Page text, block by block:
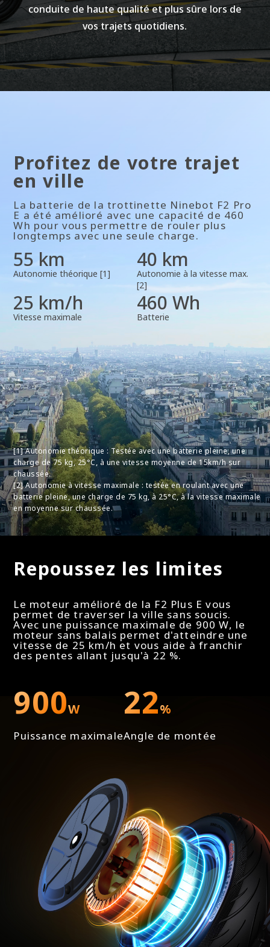
conduite de haute qualité et plus sûre lors de
vos trajets quotidiens.
Profitez de votre trajet
en ville
La batterie de la trottinette Ninebot F2 Pro
E a été amélioré avec une capacité de 460
Wh pour vous permettre de rouler plus
longtemps avec une seule charge.
55 km
Autonomie théorique [1]
40 km
Autonomie à la vitesse max.
[2]
25 km/h
Vitesse maximale
460 Wh
Batterie
[1] Autonomie théorique : Testée avec une batterie pleine, une
charge de 75 kg, 25°C, à une vitesse moyenne de 15km/h sur
chaussée.
[2] Autonomie à vitesse maximale : testée en roulant avec une
batterie pleine, une charge de 75 kg, à 25°C, à la vitesse maximale
en moyenne sur chaussée.
Repoussez les limites
Le moteur amélioré de la F2 Plus E vous
permet de traverser la ville sans soucis.
Avec une puissance maximale de 900 W, le
moteur sans balais permet d'atteindre une
vitesse de 25 km/h et vous aide à franchir
des pentes allant jusqu'à 22 %.
900W
Puissance maximale
22%
Angle de montée
Moteur
Angle de montée
450 W
Puissance maximale
900 W
Roues motrices
Oui
Frein
Freins
Frein à disque (roue avant) ; frein électronique
(roue arrière)
Feux à DEL à l'avant (2,1 W haute puissance) et à
l'arrière, réflecteurs latéraux et arrière
Feu de freinage arrière
Non
Clignotants intégrés
Oui, à l'avant et à l'arrière
Pneus
Type de pneus
Pneus tubeless autocicatrisants